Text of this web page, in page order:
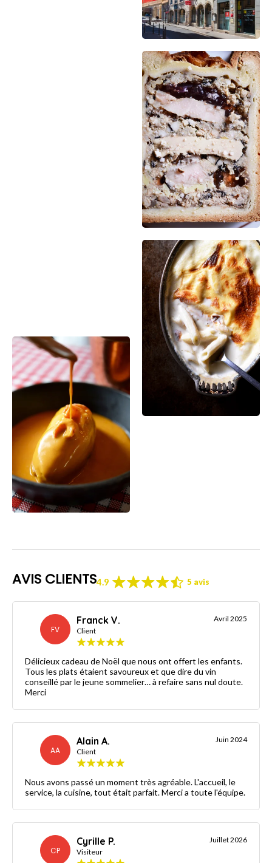
AVIS CLIENTS4.9 5 avis
FV
Franck V.
Client
Avril 2025
Délicieux cadeau de Noël que nous ont offert les enfants.
Tous les plats étaient savoureux et que dire du vin
conseillé par le jeune sommelier… à refaire sans nul doute.
Merci
AA
Alain A.
Client
Juin 2024
Nous avons passé un moment très agréable. L'accueil, le
service, la cuisine, tout était parfait. Merci a toute l'équipe.
CP
Cyrille P.
Visiteur
Juillet 2026